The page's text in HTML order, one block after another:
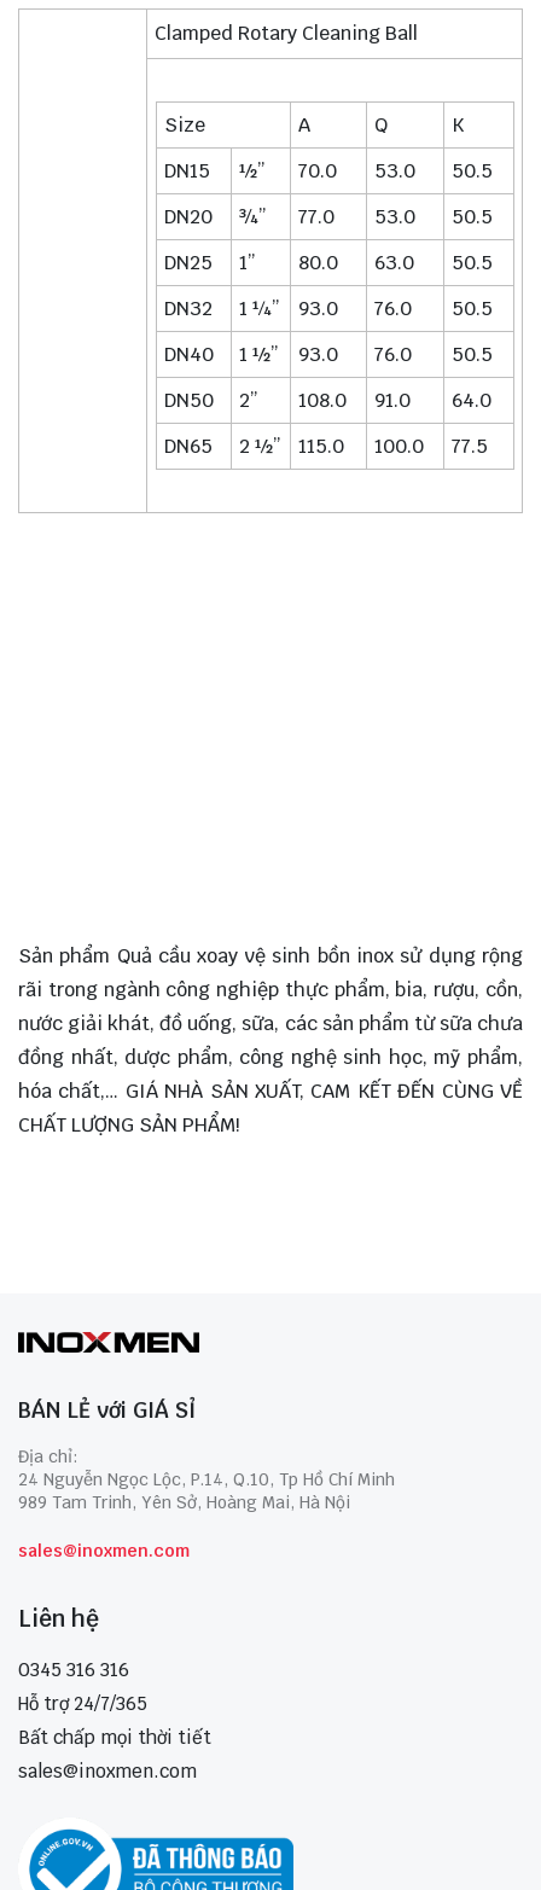
Clamped Rotary Cleaning Ball
Size A Q
K
DN15
½” 70.0 53.0
50.5
DN20
¾” 77.0 53.0
50.5
DN25
1” 80.0 63.0
50.5
DN32
1 ¼” 93.0 76.0
50.5
DN40
1 ½” 93.0 76.0
50.5
DN50
2” 108.0 91.0
64.0
DN65
2 ½” 115.0 100.0 77.5
Sản phẩm Quả cầu xoay vệ sinh bồn inox sử dụng rộng
rãi trong ngành công nghiệp thực phẩm, bia, rượu, cồn,
nước giải khát, đồ uống, sữa, các sản phẩm từ sữa chưa
đồng nhất, dược phẩm, công nghệ sinh học, mỹ phẩm,
hóa chất,… GIÁ NHÀ SẢN XUẤT, CAM KẾT ĐẾN CÙNG VỀ
CHẤT LƯỢNG SẢN PHẨM!
BÁN LẺ với GIÁ SỈ
Địa chỉ:
24 Nguyễn Ngọc Lộc, P.14, Q.10, Tp Hồ Chí Minh
989 Tam Trinh, Yên Sở, Hoàng Mai, Hà Nội
sales@inoxmen.com
Liên hệ
0345 316 316
Hỗ trợ 24/7/365
Bất chấp mọi thời tiết
sales@inoxmen.com